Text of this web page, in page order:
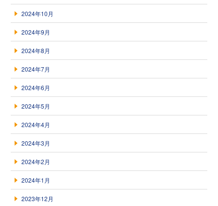
2024年10月
2024年9月
2024年8月
2024年7月
2024年6月
2024年5月
2024年4月
2024年3月
2024年2月
2024年1月
2023年12月